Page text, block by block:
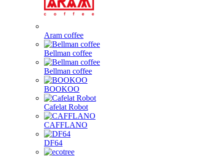
Aram coffee
Bellman coffee
Bellman coffee
BOOKOO
Cafelat Robot
CAFFLANO
DF64